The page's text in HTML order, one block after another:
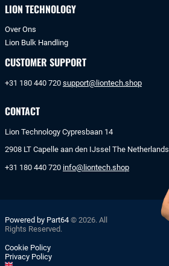
LION TECHNOLOGY
Over Ons
Lion Bulk Handling
CUSTOMER SUPPORT
+31 180 440 720 support@liontech.shop
CONTACT
Lion Technology Cypresbaan 14
2908 LT Capelle aan den IJssel The Netherlands
+31 180 440 720 info@liontech.shop
Powered by Part64 © 2026. All
Rights Reserved.
Cookie Policy
Privacy Policy